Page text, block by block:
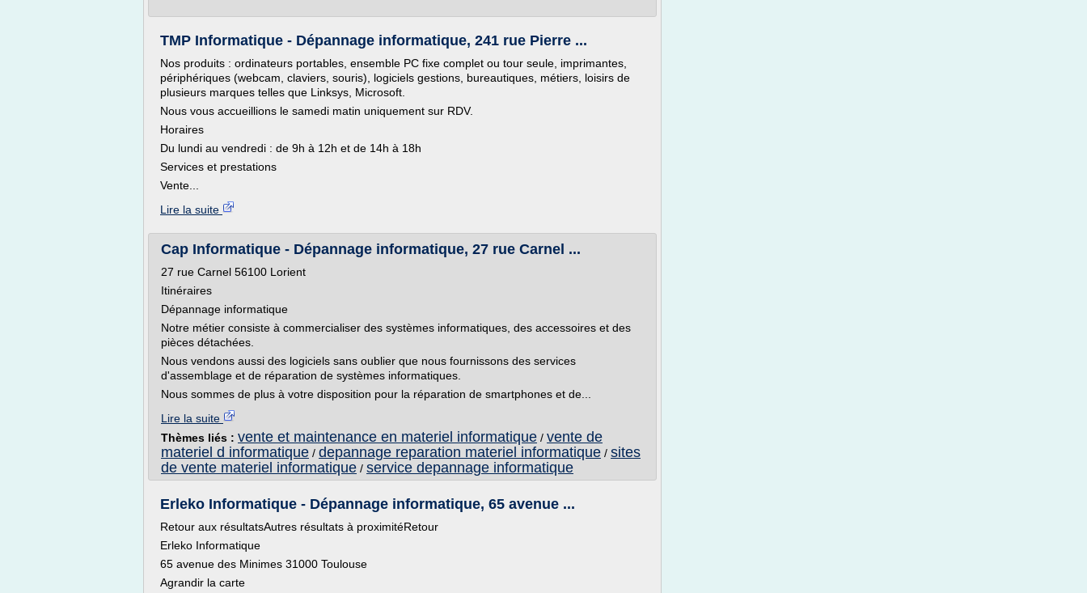
TMP Informatique - Dépannage informatique, 241 rue Pierre ...
Nos produits : ordinateurs portables, ensemble PC fixe complet ou tour seule, imprimantes,
périphériques (webcam, claviers, souris), logiciels gestions, bureautiques, métiers, loisirs de
plusieurs marques telles que Linksys, Microsoft.
Nous vous accueillions le samedi matin uniquement sur RDV.
Horaires
Du lundi au vendredi : de 9h à 12h et de 14h à 18h
Services et prestations
Vente...
Lire la suite
Cap Informatique - Dépannage informatique, 27 rue Carnel ...
27 rue Carnel 56100 Lorient
Itinéraires
Dépannage informatique
Notre métier consiste à commercialiser des systèmes informatiques, des accessoires et des
pièces détachées.
Nous vendons aussi des logiciels sans oublier que nous fournissons des services
d'assemblage et de réparation de systèmes informatiques.
Nous sommes de plus à votre disposition pour la réparation de smartphones et de...
Lire la suite
Thèmes liés : vente et maintenance en materiel informatique / vente de
materiel d informatique / depannage reparation materiel informatique / sites
de vente materiel informatique / service depannage informatique
Erleko Informatique - Dépannage informatique, 65 avenue ...
Retour aux résultatsAutres résultats à proximitéRetour
Erleko Informatique
65 avenue des Minimes 31000 Toulouse
Agrandir la carte